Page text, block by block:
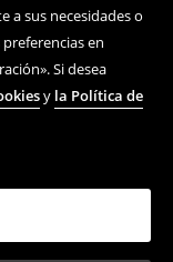
a sus necesidades o
en
Si desea
y la Política de